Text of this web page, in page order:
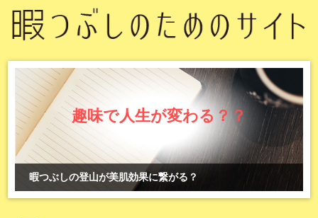
趣味で人生が変わる？？
暇つぶしの登山が美肌効果に繋がる？